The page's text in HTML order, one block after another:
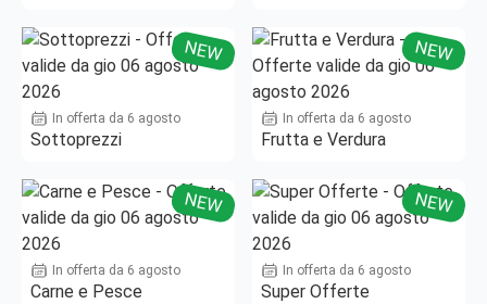
NEW
In offerta da 6 agosto
Sottoprezzi
NEW
In offerta da 6 agosto
Frutta e Verdura
NEW
In offerta da 6 agosto
Carne e Pesce
NEW
In offerta da 6 agosto
Super Offerte